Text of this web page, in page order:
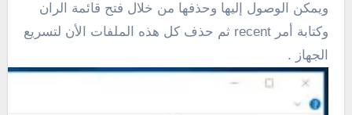
ويمكن الوصول إليها وحذفها من خلال فتح قائمة الران
وكتابة أمر recent ثم حذف كل هذه الملفات الأن لتسريع
الجهاز .